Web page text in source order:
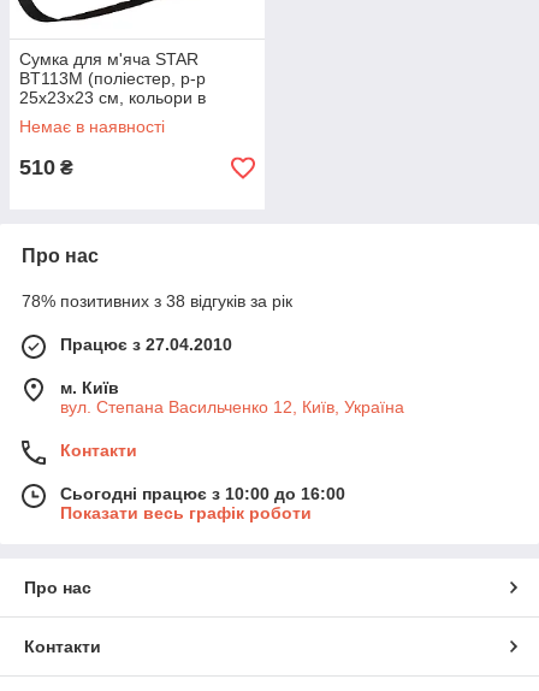
Сумка для м'яча STAR
BT113M (поліестер, р-р
25х23х23 см, кольори в
асортименті)
Немає в наявності
510 ₴
Про нас
78% позитивних з 38 відгуків за рік
Працює з 27.04.2010
м. Київ
вул. Степана Васильченко 12, Київ, Україна
Контакти
Сьогодні працює з 10:00 до 16:00
Показати весь графік роботи
Про нас
Контакти